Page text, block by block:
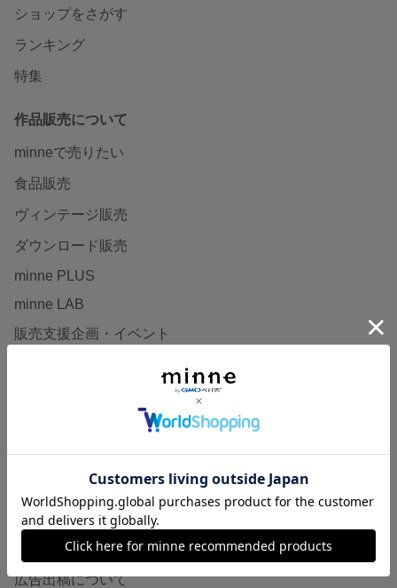
ショップをさがす
ランキング
特集
作品販売について
minneで売りたい
食品販売
ヴィンテージ販売
ダウンロード販売
minne PLUS
minne LAB
販売支援企画・イベント
minneとものづくりと
minneの本
企業の方へ
広告出稿について